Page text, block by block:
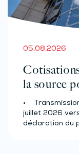
05.08.2026
la source
(effectif
•
juillet 2026
déclaration du